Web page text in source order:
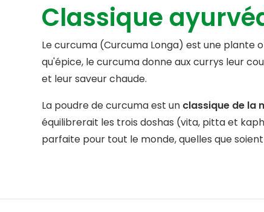
Classique
Le curcuma (Curcuma Longa) est une plante
qu'épice, le curcuma donne aux currys leur
et leur saveur chaude.
La poudre de curcuma est un classique de la
équilibrerait les trois doshas (vita, pitta et
parfaite pour tout le monde, quelles que